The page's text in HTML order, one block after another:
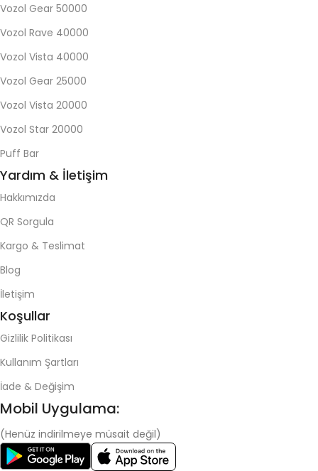
Vozol Gear 50000
Vozol Rave 40000
Vozol Vista 40000
Vozol Gear 25000
Vozol Vista 20000
Vozol Star 20000
Puff Bar
Yardım & İletişim
Hakkımızda
QR Sorgula
Kargo & Teslimat
Blog
İletişim
Koşullar
Gizlilik Politikası
Kullanım Şartları
İade & Değişim
Mobil Uygulama:
(Henüz indirilmeye müsait değil)